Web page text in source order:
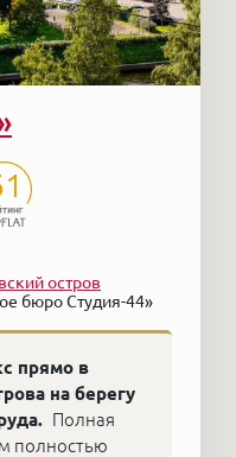
бюро Студия-44»
остров
прямо в
на берегу
Полная
полностью